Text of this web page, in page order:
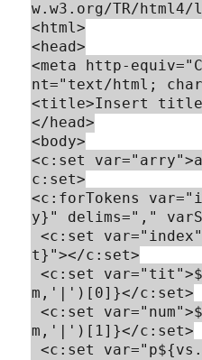
w.w3.org/TR/html4/
<html>
<head>
<meta http-
nt="text/html;
<title>Insert title
</head>
<body>
<c:set
c:set>
<c:forTokens
y}" delims=","
<c:set var="index" value="${vs.coun
t}"></c:set>
<c:set var="tit">${fn:split(ite
m,'|')[0]}</c:set>
<c:set var="num">${fn:split(ite
m,'|')[1]}</c:set>
<c:set var="p${vs.count} }">